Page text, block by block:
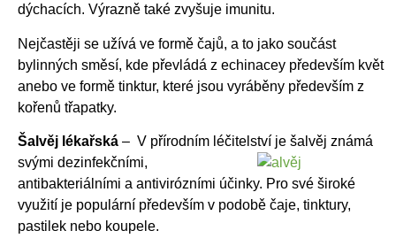
dýchacích. Výrazně také zvyšuje imunitu.
Nejčastěji se užívá ve formě čajů, a to jako součást
bylinných směsí, kde převládá z echinacey především květ
anebo ve formě tinktur, které jsou vyráběny především z
kořenů třapatky.
Šalvěj lékařská – V přírodním léčitelství je šalvěj známá
svými dezinfekčními,
antibakteriálními a antivirózními účinky. Pro své široké
využití je populární především v podobě čaje, tinktury,
pastilek nebo koupele.